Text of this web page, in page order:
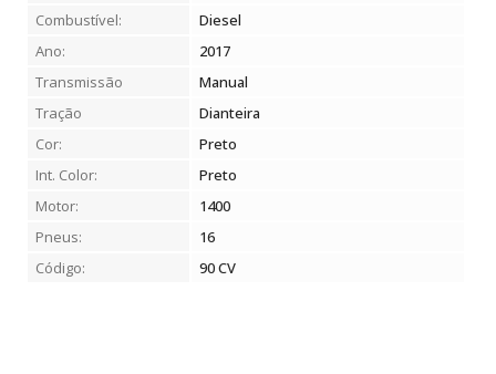
Combustível:
Diesel
Ano:
2017
Transmissão
Manual
Tração
Dianteira
Cor:
Preto
Int. Color:
Preto
Motor:
1400
Pneus:
16
Código:
90 CV